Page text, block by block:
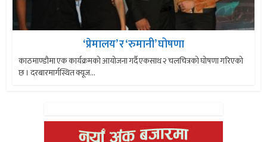
‘प्रेमालय’ र ‘रुमानी’ घोषणा
काठमाण्डौमा एक कार्यक्रमको आयोजना गर्दै एकसाथ २ चलचित्रको घोषणा गरिएको
छ । दरबारमार्गस्थित क्यूज...